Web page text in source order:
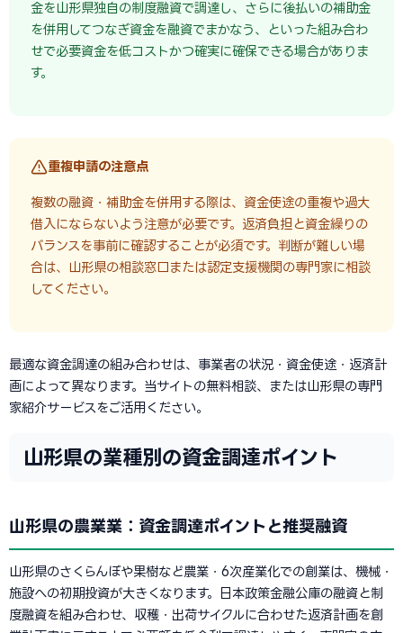
金を山形県独自の制度融資で調達し、さらに後払いの補助金
を併用してつなぎ資金を融資でまかなう、といった組み合わ
せで必要資金を低コストかつ確実に確保できる場合がありま
す。
重複申請の注意点
複数の融資・補助金を併用する際は、資金使途の重複や過大
借入にならないよう注意が必要です。返済負担と資金繰りの
バランスを事前に確認することが必須です。判断が難しい場
合は、山形県の相談窓口または認定支援機関の専門家に相談
してください。
最適な資金調達の組み合わせは、事業者の状況・資金使途・返済計
画によって異なります。当サイトの無料相談、または山形県の専門
家紹介サービスをご活用ください。
山形県の業種別の資金調達ポイント
山形県の農業業：資金調達ポイントと推奨融資
山形県のさくらんぼや果樹など農業・6次産業化での創業は、機械・
施設への初期投資が大きくなります。日本政策金融公庫の融資と制
度融資を組み合わせ、収穫・出荷サイクルに合わせた返済計画を創